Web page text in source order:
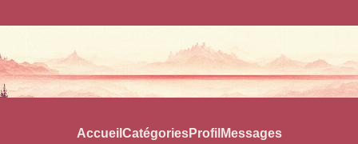
Accueil CatégoriesProfil Messages